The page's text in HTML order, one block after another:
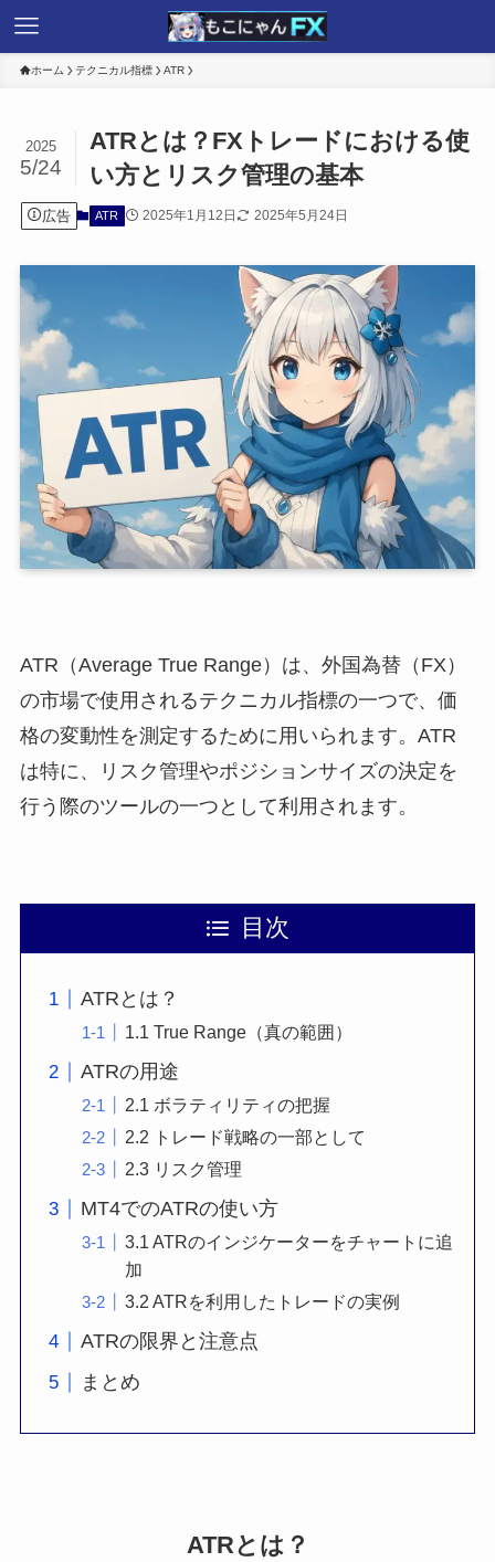
ホーム テクニカル指標 ATR
ATRとは？FXトレードにおける使
い方とリスク管理の基本
2025
5/24
広告 ATR 2025年1月12日 2025年5月24日
ATR（Average True Range）は、外国為替（FX）
の市場で使用されるテクニカル指標の一つで、価
格の変動性を測定するために用いられます。ATR
は特に、リスク管理やポジションサイズの決定を
行う際のツールの一つとして利用されます。
目次
ATRとは？
1.1 True Range（真の範囲）
ATRの用途
2.1 ボラティリティの把握
2.2 トレード戦略の一部として
2.3 リスク管理
MT4でのATRの使い方
3.1 ATRのインジケーターをチャートに追
加
3.2 ATRを利用したトレードの実例
ATRの限界と注意点
まとめ
ATRとは？